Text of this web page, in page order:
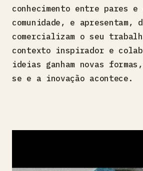
conhecimento entre pares e
comunidade, e apresentam,
comercializam o seu
contexto inspirador e
ideias ganham novas
se e a inovação acontece.